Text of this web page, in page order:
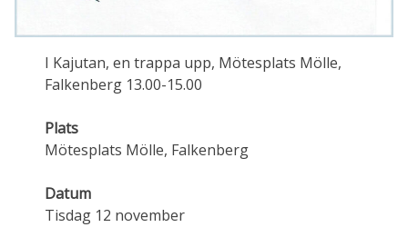
I Kajutan, en trappa upp, Mötesplats Mölle,
Falkenberg 13.00-15.00
Plats
Mötesplats Mölle, Falkenberg
Datum
Tisdag 12 november